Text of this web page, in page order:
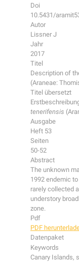
Doi
10.5431/
Autor
Lissner J
Jahr
2017
Titel
Description of
(Araneae:
Titel übersetzt
tenerifensis
Ausgabe
Heft 53
Seiten
50-52
Abstract
The unknown
1992 endemic
rarely collected
understory
zone.
Pdf
PDF
Datenpaket
Keywords
Canary Islands,